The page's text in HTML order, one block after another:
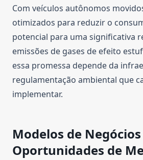
Com veículos autônomos
otimizados para reduzir o
potencial para uma significativa
emissões de gases de efeito
essa promessa depende da
regulamentação ambiental que
implementar.
Modelos de
Oportunidades de